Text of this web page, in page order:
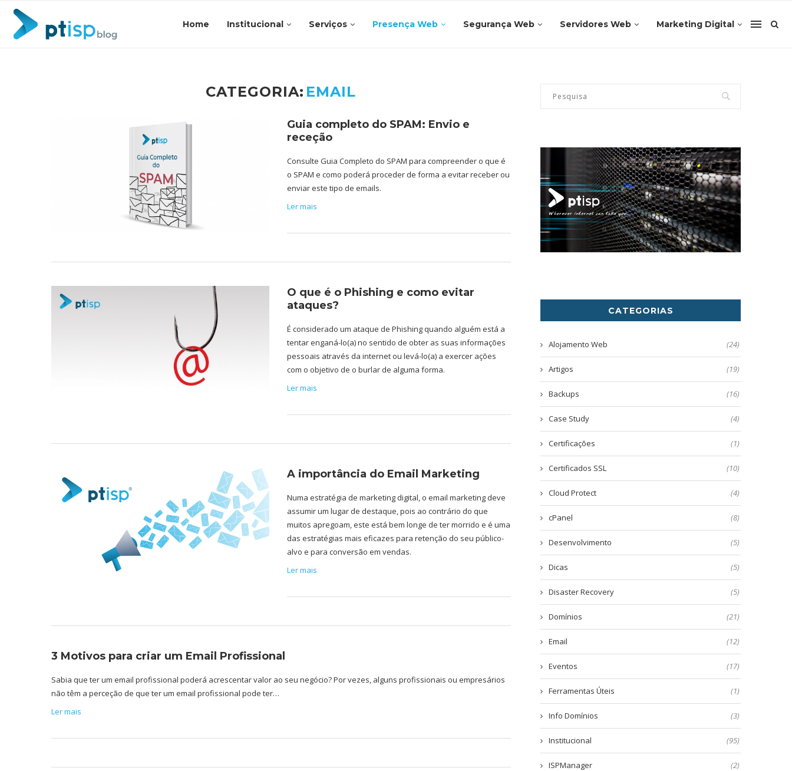
Home Institucional Serviços Presença Web Segurança Web Servidores Web Marketing Digital
CATEGORIA: EMAIL
Guia completo do SPAM: Envio e
receção
Consulte Guia Completo do SPAM para compreender o que é
o SPAM e como poderá proceder de forma a evitar receber ou
enviar este tipo de emails.
Ler mais
O que é o Phishing e como evitar
ataques?
É considerado um ataque de Phishing quando alguém está a
tentar enganá-lo(a) no sentido de obter as suas informações
pessoais através da internet ou levá-lo(a) a exercer ações
com o objetivo de o burlar de alguma forma.
Ler mais
A importância do Email Marketing
Numa estratégia de marketing digital, o email marketing deve
assumir um lugar de destaque, pois ao contrário do que
muitos apregoam, este está bem longe de ter morrido e é uma
das estratégias mais eficazes para retenção do seu público-
alvo e para conversão em vendas.
Ler mais
3 Motivos para criar um Email Profissional
Sabia que ter um email profissional poderá acrescentar valor ao seu negócio? Por vezes, alguns profissionais ou empresários
não têm a perceção de que ter um email profissional pode ter…
Ler mais
CATEGORIAS
Alojamento Web (24)
Artigos (19)
Backups (16)
Case Study (4)
Certificações (1)
Certificados SSL (10)
Cloud Protect (4)
cPanel (8)
Desenvolvimento (5)
Dicas (5)
Disaster Recovery (5)
Domínios (21)
Email (12)
Eventos (17)
Ferramentas Úteis (1)
Info Domínios (3)
Institucional (95)
ISPManager (2)